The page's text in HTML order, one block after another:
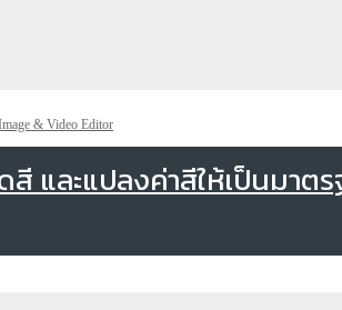
& Video Editor
และแปลงค่าสีให้เป็นมาต